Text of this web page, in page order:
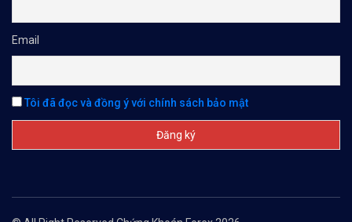
Email
Tôi đã đọc và đồng ý với chính sách bảo mật